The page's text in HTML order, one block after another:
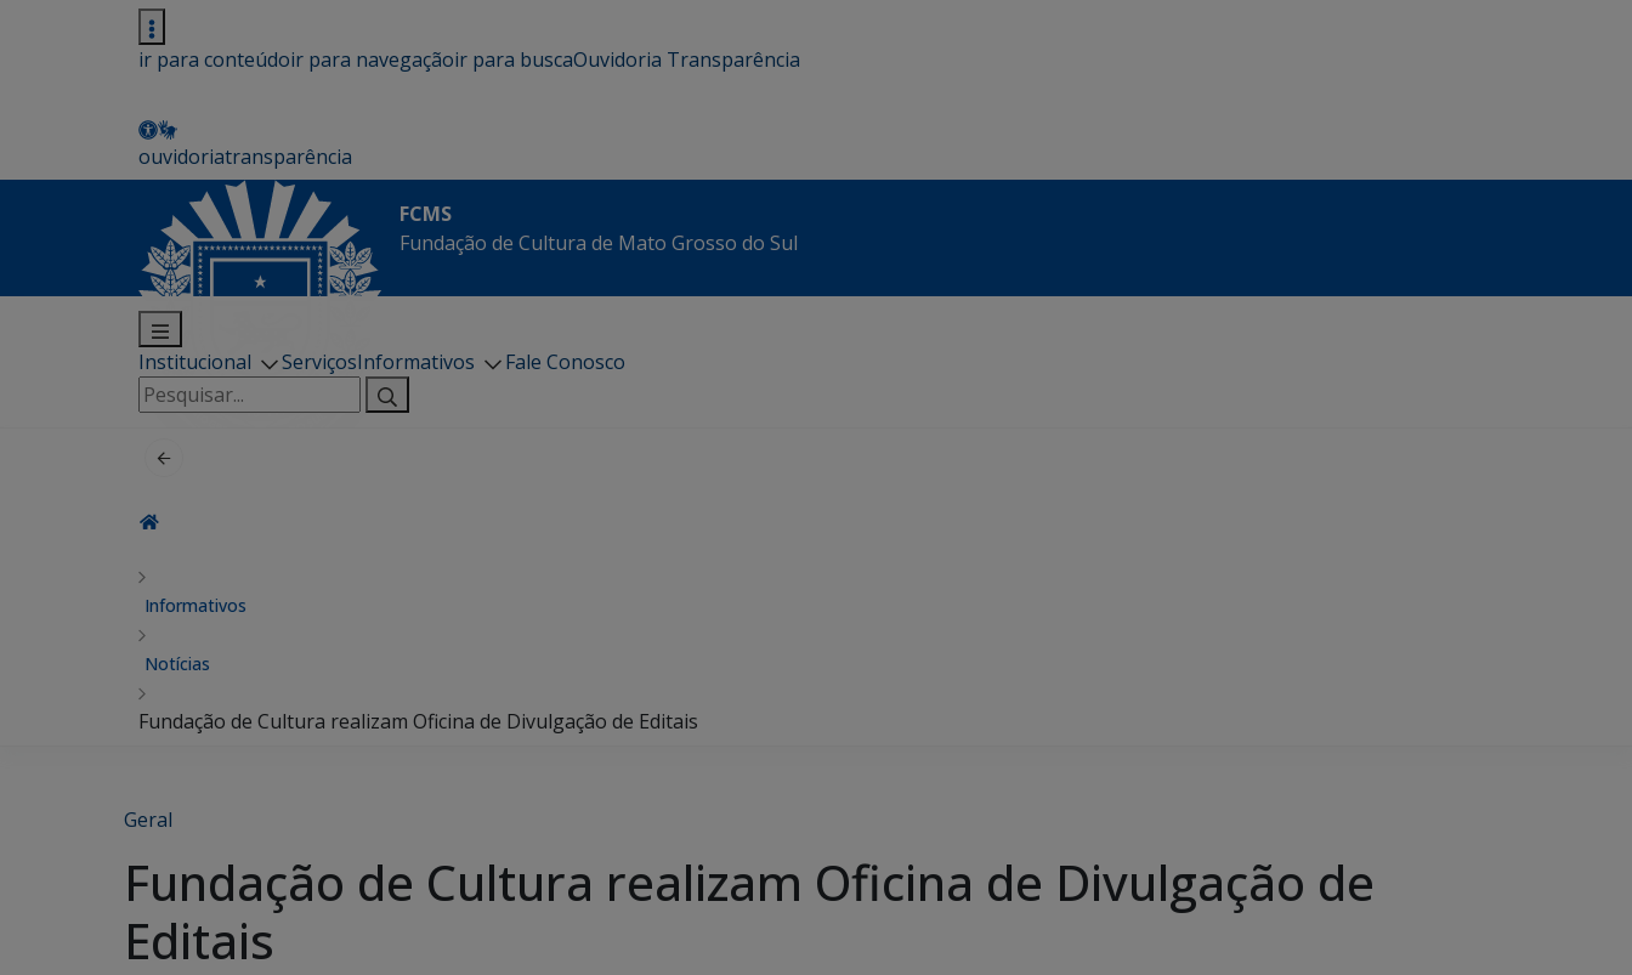
ir para conteúdoir para navegaçãoir para buscaOuvidoria Transparência
ouvidoriatransparência
FCMS
Fundação de Cultura de Mato Grosso do Sul
Institucional ServiçosInformativos
Fale Conosco
Pesquisar
por:
Informativos
Notícias
Fundação de Cultura realizam Oficina de Divulgação de Editais
Geral
Fundação de Cultura realizam Oficina de Divulgação de
Editais